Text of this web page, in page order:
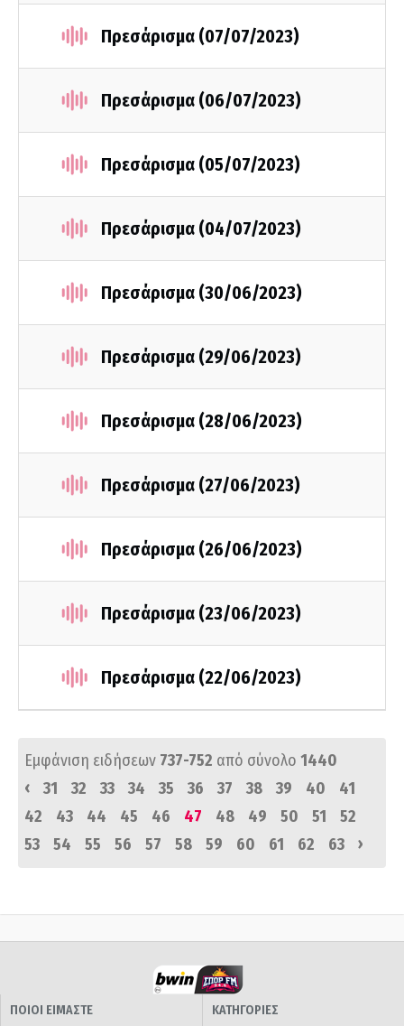
Πρεσάρισμα (07/07/2023)
Πρεσάρισμα (06/07/2023)
Πρεσάρισμα (05/07/2023)
Πρεσάρισμα (04/07/2023)
Πρεσάρισμα (30/06/2023)
Πρεσάρισμα (29/06/2023)
Πρεσάρισμα (28/06/2023)
Πρεσάρισμα (27/06/2023)
Πρεσάρισμα (26/06/2023)
Πρεσάρισμα (23/06/2023)
Πρεσάρισμα (22/06/2023)
Εμφάνιση ειδήσεων 737-752 από σύνολο 1440
‹
31 32 33 34 35 36 37 38 39 40
41
42
43 44 45 46 47 48 49 50 51
52
53
54 55 56 57 58 59 60 61 62 63 ›
ΠΟΙΟΙ ΕΙΜΑΣΤΕ
ΚΑΤΗΓΟΡΙΕΣ